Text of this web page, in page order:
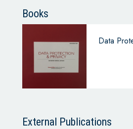
Books
Data
External Publications